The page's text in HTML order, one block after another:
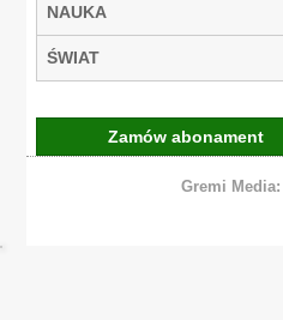
NAUKA
ŚWIAT
Zamów abonament
Gremi Media: